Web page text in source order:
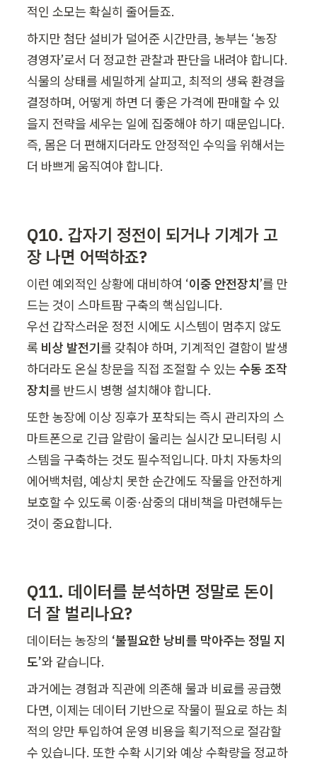
적인 소모는 확실히 줄어들죠.
하지만 첨단 설비가 덜어준 시간만큼, 농부는 ‘농장
경영자’로서 더 정교한 관찰과 판단을 내려야 합니다.
식물의 상태를 세밀하게 살피고, 최적의 생육 환경을
결정하며, 어떻게 하면 더 좋은 가격에 판매할 수 있
을지 전략을 세우는 일에 집중해야 하기 때문입니다.
즉, 몸은 더 편해지더라도 안정적인 수익을 위해서는
더 바쁘게 움직여야 합니다.
Q10. 갑자기 정전이 되거나 기계가 고
장 나면 어떡하죠?
이런 예외적인 상황에 대비하여 ‘이중 안전장치’를 만
드는 것이 스마트팜 구축의 핵심입니다.
우선 갑작스러운 정전 시에도 시스템이 멈추지 않도
록 비상 발전기를 갖춰야 하며, 기계적인 결함이 발생
하더라도 온실 창문을 직접 조절할 수 있는 수동 조작
장치를 반드시 병행 설치해야 합니다.
또한 농장에 이상 징후가 포착되는 즉시 관리자의 스
마트폰으로 긴급 알람이 울리는 실시간 모니터링 시
스템을 구축하는 것도 필수적입니다. 마치 자동차의
에어백처럼, 예상치 못한 순간에도 작물을 안전하게
보호할 수 있도록 이중·삼중의 대비책을 마련해두는
것이 중요합니다.
Q11. 데이터를 분석하면 정말로 돈이
더 잘 벌리나요?
데이터는 농장의 ‘불필요한 낭비를 막아주는 정밀 지
도’와 같습니다.
과거에는 경험과 직관에 의존해 물과 비료를 공급했
다면, 이제는 데이터 기반으로 작물이 필요로 하는 최
적의 양만 투입하여 운영 비용을 획기적으로 절감할
수 있습니다. 또한 수확 시기와 예상 수확량을 정교하